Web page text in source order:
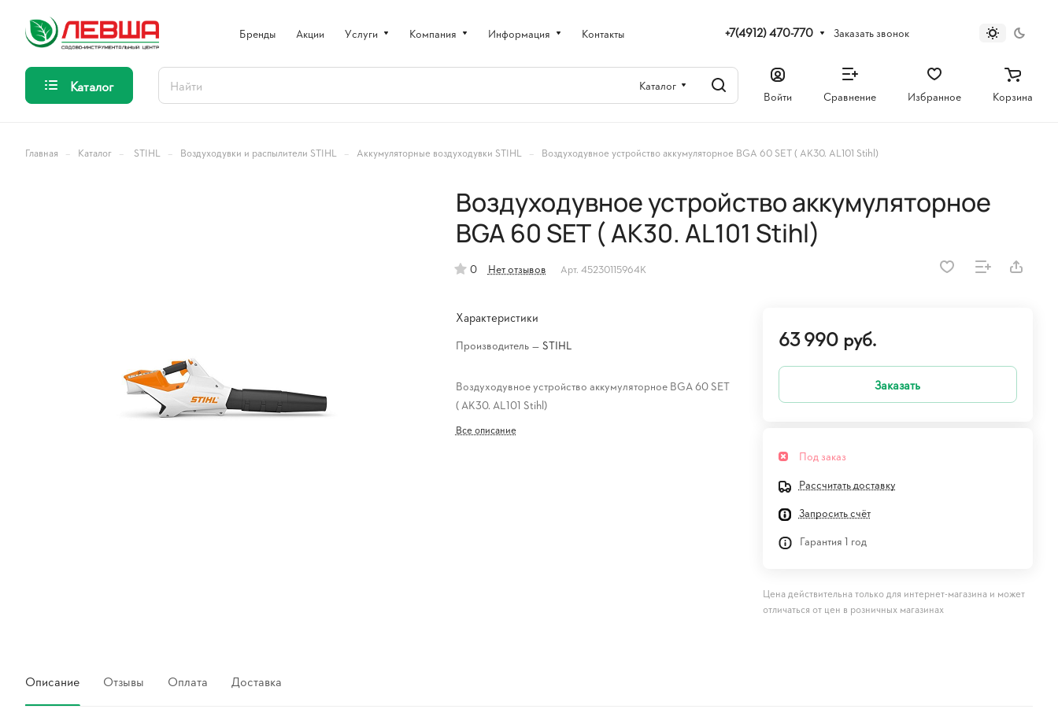
Бренды Акции Услуги Компания Информация Контакты +7(4912) 470-770 Заказать звонок
Каталог Каталог
Войти Сравнение Избранное Корзина
Главная – Каталог – STIHL – Воздуходувки и распылители STIHL – Аккумуляторные воздуходувки STIHL – Воздуходувное устройство аккумуляторное BGA 60 SET ( AK30. AL101 Stihl)
Воздуходувное устройство аккумуляторное
BGA 60 SET ( AK30. AL101 Stihl)
0 Нет отзывов Арт. 45230115964K
Характеристики
Производитель — STIHL
Воздуходувное устройство аккумуляторное BGA 60 SET
( AK30. AL101 Stihl)
Все описание
63 990 руб.
Заказать
Под заказ
Рассчитать доставку
Запросить счёт
Гарантия 1 год
Цена действительна только для интернет-магазина и может
отличаться от цен в розничных магазинах
Описание Отзывы Оплата Доставка